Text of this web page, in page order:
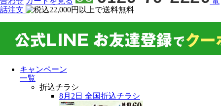
話注文
キャンペーン
一覧
折込チラシ
8月2日 全国折込チラシ